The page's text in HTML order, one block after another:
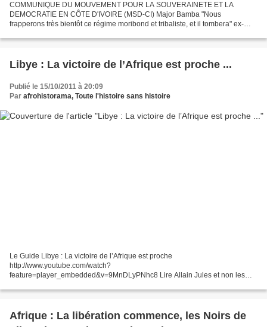
COMMUNIQUE DU MOUVEMENT POUR LA SOUVERAINETE ET LA
DEMOCRATIE EN CÔTE D'IVOIRE (MSD-CI) Major Bamba "Nous
frapperons très bientôt ce régime moribond et tribaliste, et il tombera" ex-
Libye : La victoire de l’Afrique est proche ...
Publié le 15/10/2011 à 20:09
Par afrohistorama, Toute l'histoire sans histoire
Le Guide Libye : La victoire de l’Afrique est proche
http://www.youtube.com/watch?
feature=player_embedded&v=9MnDLyPNhc8 Lire Allain Jules et non les
du-front-15-10-2011le-choc...
Afrique : La libération commence, les Noirs de